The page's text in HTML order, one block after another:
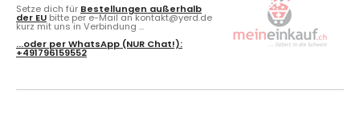
Setze dich für Bestellungen außerhalb
der EU bitte per e-Mail an kontakt@yerd.de
kurz mit uns in Verbindung ...
...oder perWhatsApp (NUR Chat!):
+491796159552